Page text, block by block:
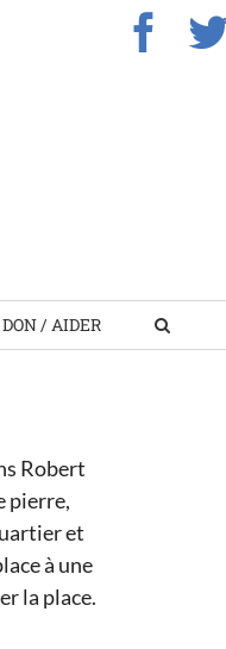
/ AIDER
Robert
pierre,
et
à une
la place.